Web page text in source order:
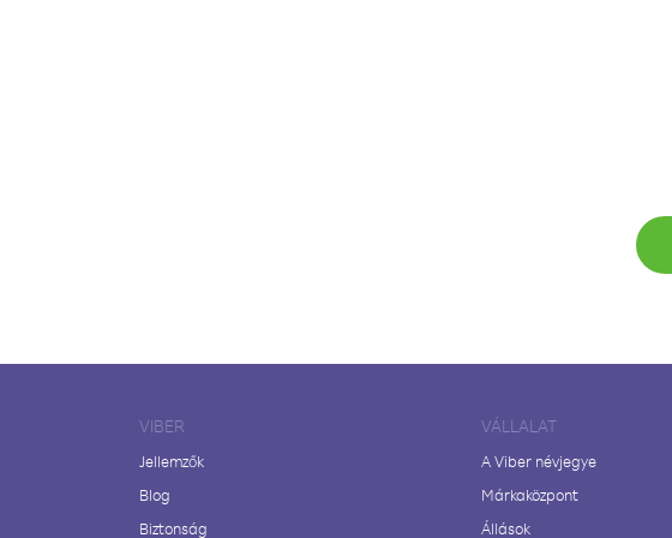
VIBER
Jellemzők
Blog
Biztonság
VÁLLALAT
A Viber névjegye
Márkaközpont
Állások